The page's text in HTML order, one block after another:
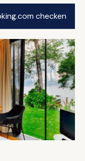
checken